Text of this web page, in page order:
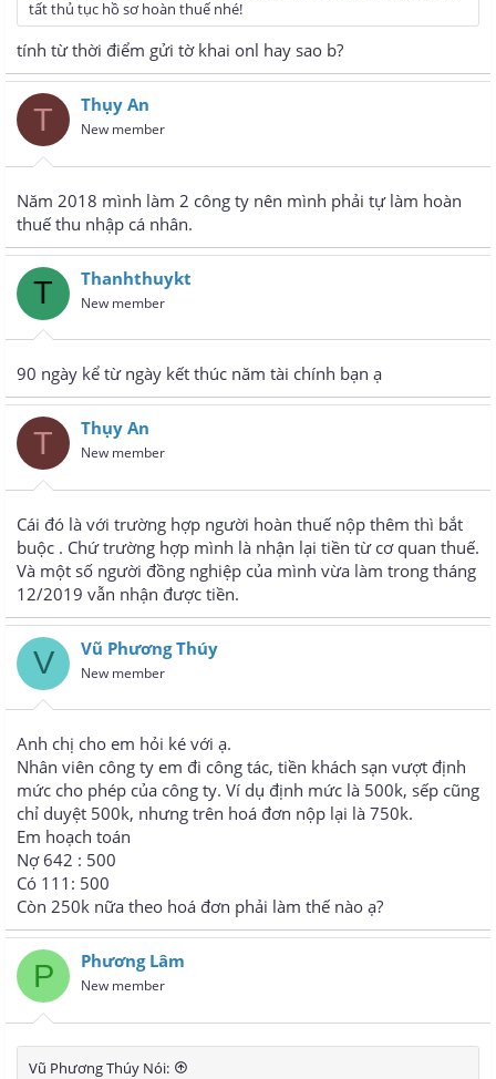
tất thủ tục hồ sơ hoàn thuế nhé!
tính từ thời điểm gửi tờ khai onl hay sao b?
T Thụy An
New member
Năm 2018 mình làm 2 công ty nên mình phải tự làm hoàn
thuế thu nhập cá nhân.
T Thanhthuykt
New member
90 ngày kể từ ngày kết thúc năm tài chính bạn ạ
T Thụy An
New member
Cái đó là với trường hợp người hoàn thuế nộp thêm thì bắt
buộc . Chứ trường hợp mình là nhận lại tiền từ cơ quan thuế.
Và một số người đồng nghiệp của mình vừa làm trong tháng
12/2019 vẫn nhận được tiền.
V Vũ Phương Thúy
New member
Anh chị cho em hỏi ké với ạ.
Nhân viên công ty em đi công tác, tiền khách sạn vượt định
mức cho phép của công ty. Ví dụ định mức là 500k, sếp cũng
chỉ duyệt 500k, nhưng trên hoá đơn nộp lại là 750k.
Em hoạch toán
Nợ 642 : 500
Có 111: 500
Còn 250k nữa theo hoá đơn phải làm thế nào ạ?
P Phương Lâm
New member
Vũ Phương Thúy Nói: